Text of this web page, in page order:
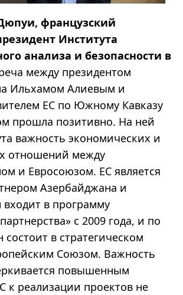
французский
Института
анализа и безопасности в
между президентом
Ильхамом Алиевым и
ЕС по Южному Кавказу
прошла позитивно. На ней
важность экономических и
отношений между
и Евросоюзом. ЕС является
Азербайджана и
в программу
с 2009 года, и по
состоит в стратегическом
Союзом. Важность
повышенным
к реализации проектов не